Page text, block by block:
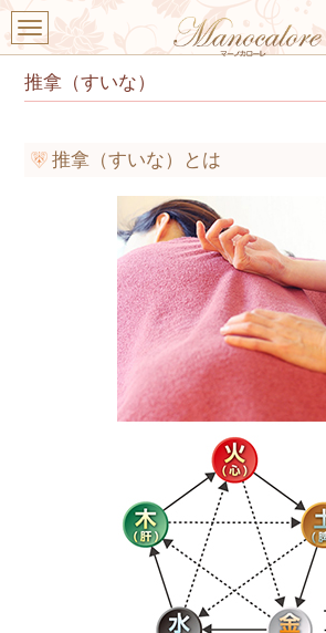
メ
ニ
ュ
ー
推拿（すいな）
推拿（すいな）とは